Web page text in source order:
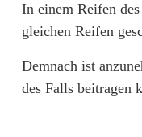
i
f
e
In einem Reifen
gleichen Reifen
Demnach ist
des Falls beitragen